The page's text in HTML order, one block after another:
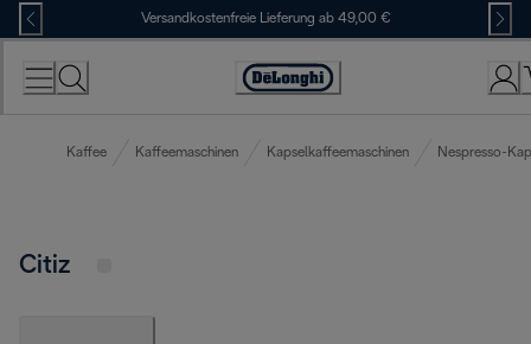
Skip
to
Content
Versandkostenfreie Lieferung ab 49,00 €
Erklärung
Zugänglichkeit
Kaffee Kaffeemaschinen Kapselkaffeemaschinen Nespresso-
Citiz